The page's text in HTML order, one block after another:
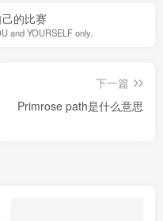
的比赛
and YOURSELF only.
下一篇
Primrose path是什么意思